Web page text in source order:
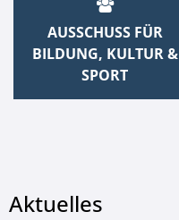
AUSSCHUSS FÜR
BILDUNG, KULTUR &
SPORT
Aktuelles